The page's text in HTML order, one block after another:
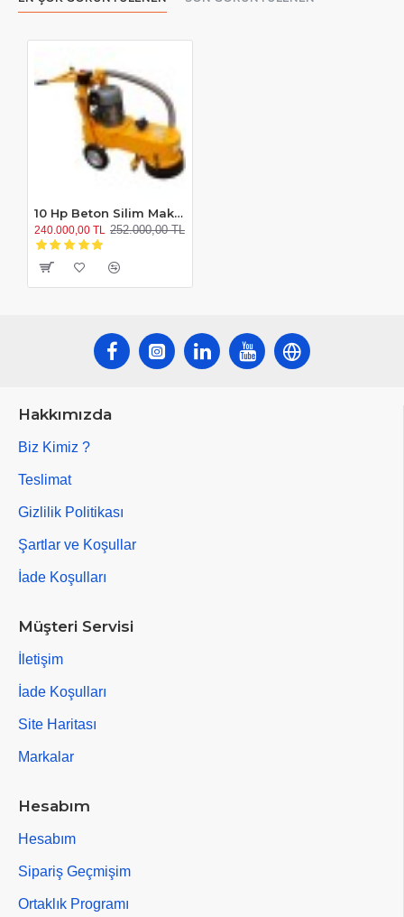
10 Hp Beton Silim Makinesi
240.000,00 TL 252.000,00 TL
Hakkımızda
Biz Kimiz ?
Teslimat
Gizlilik Politikası
Şartlar ve Koşullar
İade Koşulları
Müşteri Servisi
İletişim
İade Koşulları
Site Haritası
Markalar
Hesabım
Hesabım
Sipariş Geçmişim
Ortaklık Programı